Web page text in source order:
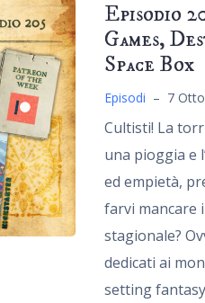
Episodio
Games,
Space Box
Episodi – 7
Cultisti! La
una pioggia e
ed empietà,
farvi mancare
stagionale?
dedicati ai
setting